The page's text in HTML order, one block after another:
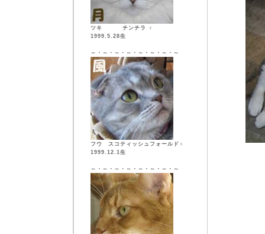
ツキ チンチラ ♀
1999.5.28生
～・～・～・～・～・～・～・～
フウ スコティッシュフォールド♀
1999.12.1生
～・～・～・～・～・～・～・～